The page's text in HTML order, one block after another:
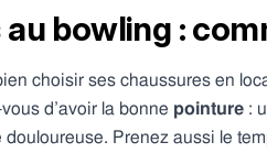
bowling :
choisir ses chaussures en
d’avoir la bonne pointure :
Prenez aussi le